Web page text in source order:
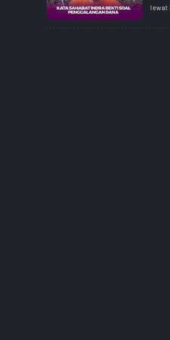
lewat